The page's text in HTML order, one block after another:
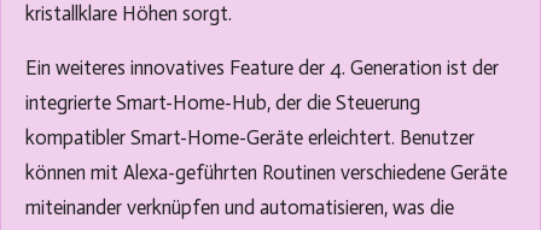
kristallklare Höhen sorgt.
Ein weiteres innovatives Feature der 4. Generation ist der
integrierte Smart-Home-Hub, der die Steuerung
kompatibler Smart-Home-Geräte erleichtert. Benutzer
können mit Alexa-geführten Routinen verschiedene Geräte
miteinander verknüpfen und automatisieren, was die